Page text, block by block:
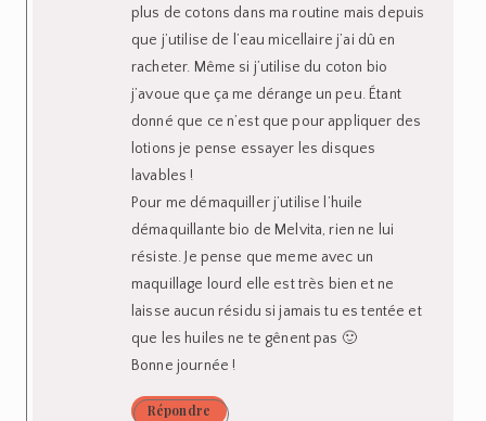
plus de cotons dans ma routine mais depuis
que j’utilise de l’eau micellaire j’ai dû en
racheter. Même si j’utilise du coton bio
j’avoue que ça me dérange un peu. Étant
donné que ce n’est que pour appliquer des
lotions je pense essayer les disques
lavables !
Pour me démaquiller j’utilise l’huile
démaquillante bio de Melvita, rien ne lui
résiste. Je pense que meme avec un
maquillage lourd elle est très bien et ne
laisse aucun résidu si jamais tu es tentée et
que les huiles ne te gênent pas 🙂
Bonne journée !
Répondre